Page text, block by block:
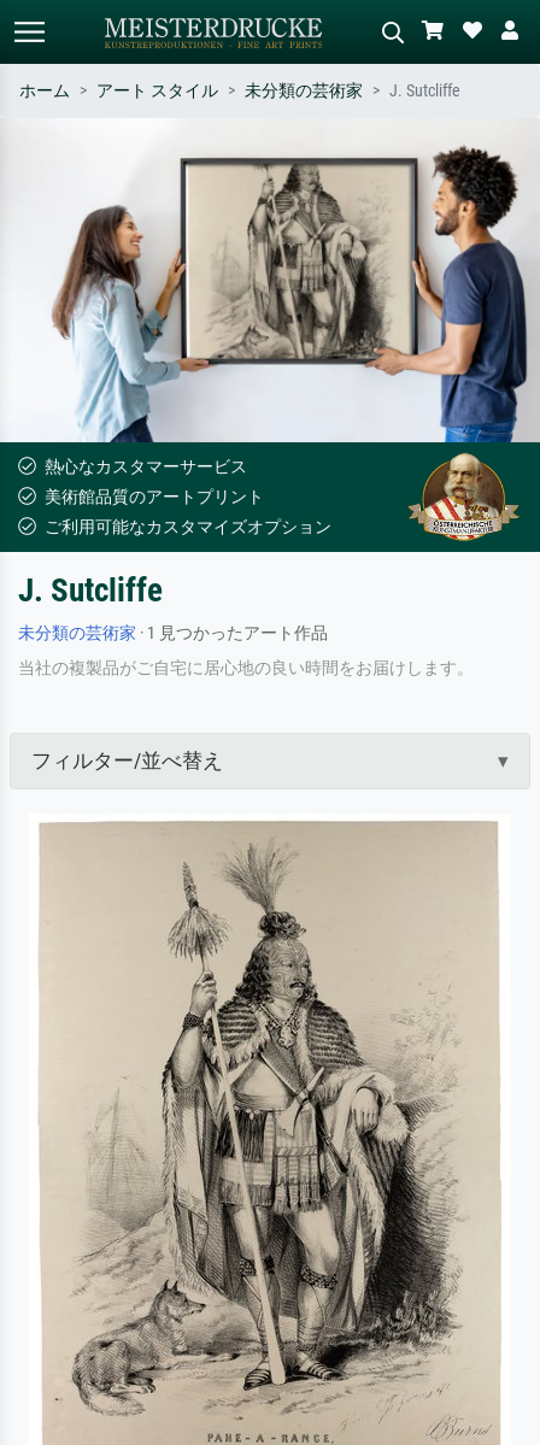
– 例：モネ、星月夜、印象派、北
斎の波、ヌード。
シーンを説明してください – 例：
緑の草原、赤の多い抽象画、暗い
油絵、木のそばの立ち姿のヌー
ド。
ホーム アート スタイル 未分類の芸術家 J. Sutcliffe
熱心なカスタマーサービス
美術館品質のアートプリント
ご利用可能なカスタマイズオプション
J. Sutcliffe
未分類の芸術家 · 1 見つかったアート作品
当社の複製品がご自宅に居心地の良い時間をお届けします。
フィルター/並べ替え